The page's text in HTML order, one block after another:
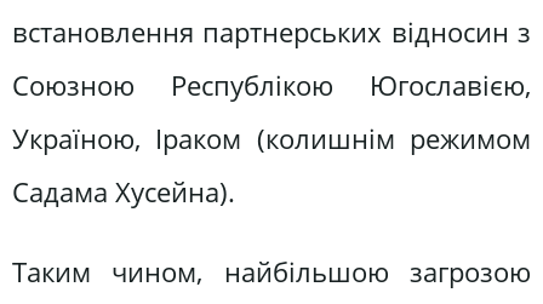
встановлення партнерських відносин з
Союзною Республікою Югославією,
Україною, Іраком (колишнім режимом
Садама Хусейна).
Таким чином, найбільшою загрозою